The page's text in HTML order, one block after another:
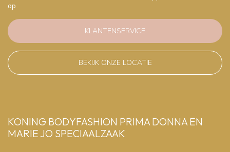
op
KLANTENSERVICE
BEKIJK ONZE LOCATIE
KONING BODYFASHION PRIMA DONNA EN
MARIE JO SPECIAALZAAK